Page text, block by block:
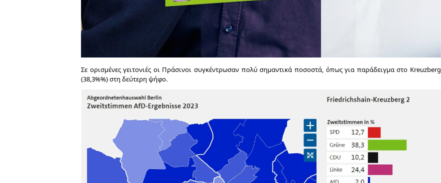
Σε ορισμένες γειτονιές οι Πράσινοι συγκέντρωσαν πολύ σημαντικά ποσοστά, όπως για παράδειγμα στο Kreuzberg
(38,3%%) στη δεύτερη ψήφο.